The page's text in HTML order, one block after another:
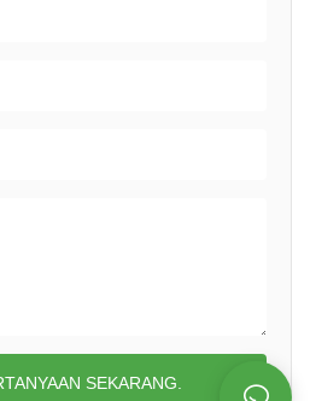
SEKARANG.